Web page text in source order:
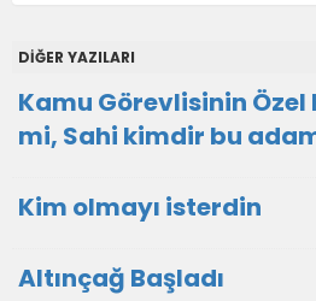
DİĞER YAZILARI
Kamu Görevlisinin Özel
mi, Sahi kimdir bu
Kim olmayı isterdin
Altınçağ Başladı